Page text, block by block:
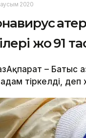
2020
жоқ 91
– Батыс
тіркелді, деп